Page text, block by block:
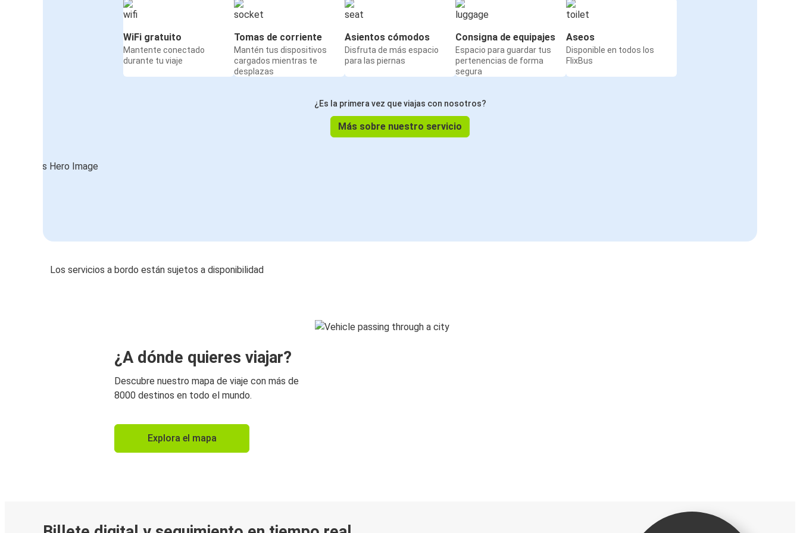
WiFi gratuito
Mantente conectado
durante tu viaje
Tomas de corriente
Mantén tus dispositivos
cargados mientras te
desplazas
Asientos cómodos
Disfruta de más espacio
para las piernas
Consigna de equipajes
Espacio para guardar tus
pertenencias de forma
segura
Aseos
Disponible en todos los
FlixBus
¿Es la primera vez que viajas con nosotros?
Más sobre nuestro servicio
Los servicios a bordo están sujetos a disponibilidad
¿A dónde quieres viajar?
Descubre nuestro mapa de viaje con más de
8000 destinos en todo el mundo.
Explora el mapa